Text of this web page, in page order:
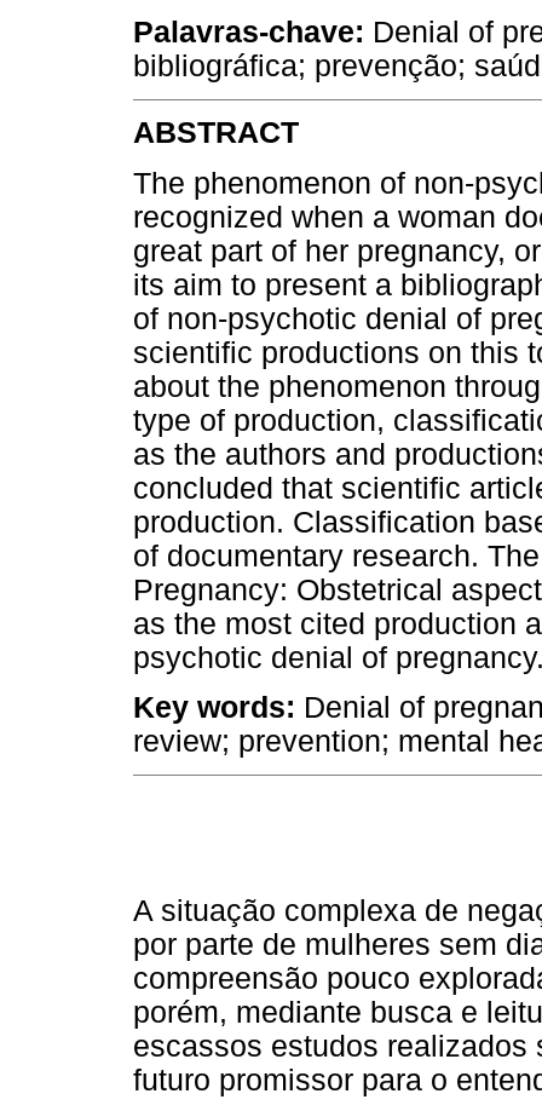
Palavras-chave: Denial of
bibliográfica; prevenção;
ABSTRACT
The phenomenon of non-
recognized when a woman
great part of her pregnancy,
its aim to present a
of non-psychotic denial of
scientific productions on this
about the phenomenon
type of production,
as the authors and
concluded that scientific
production. Classification
of documentary research.
Pregnancy: Obstetrical
as the most cited production
psychotic denial of
Key words: Denial of
review; prevention; mental
A situação complexa de
por parte de mulheres sem
compreensão pouco
porém, mediante busca e
escassos estudos
futuro promissor para o